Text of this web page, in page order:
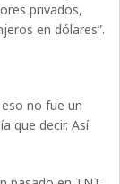
privados,
en dólares”.
no fue un
que decir. Así